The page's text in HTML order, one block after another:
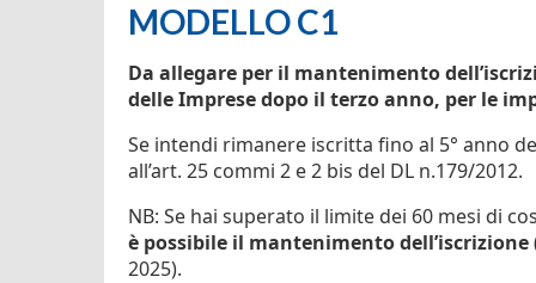
MODELLO C1
Da allegare per il mantenimento
delle Imprese dopo il terzo anno, per le
Se intendi rimanere iscritta fino al 5° anno
all’art. 25 commi 2 e 2 bis del DL n.179/2012.
NB: Se hai superato il limite dei 60 mesi di
è possibile il mantenimento dell’iscrizione
2025).